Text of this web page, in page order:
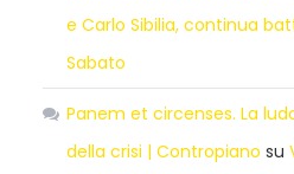
e Carlo Sibilia, continua
Sabato
Panem et circenses. La
della crisi | Contropiano su